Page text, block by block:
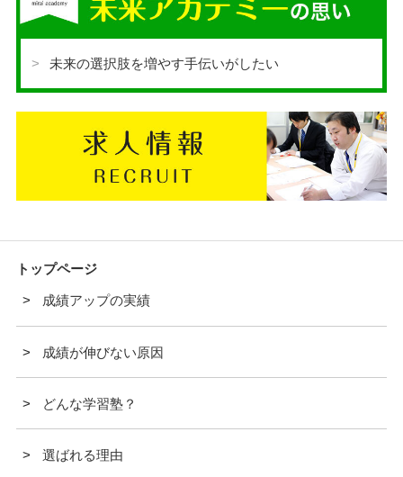
未来の選択肢を増やす手伝いがしたい
トップページ
成績アップの実績
成績が伸びない原因
どんな学習塾？
選ばれる理由